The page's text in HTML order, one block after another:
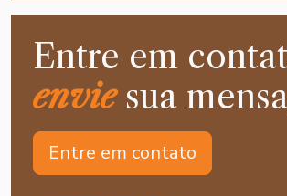
Entre em
enviesua
Entre em contato